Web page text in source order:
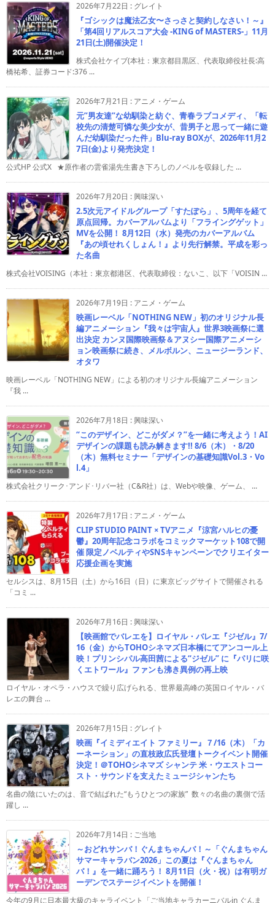
2026年7月22日 : グレイト
『ゴシックは魔法乙女〜さっさと契約しなさい！～』
「第4回リアルスコア大会 -KING of MASTERS-」11月
21日(土)開催決定！
株式会社ケイブ(本社：東京都目黒区、代表取締役社長:高
橋祐希、証券コード:376 ...
2026年7月21日 : アニメ・ゲーム
元”男友達”な幼馴染と紡ぐ、青春ラブコメディ、「転
校先の清楚可憐な美少女が、昔男子と思って一緒に遊
んだ幼馴染だった件」Blu-ray BOXが、2026年11月2
7日(金)より発売決定！
公式HP 公式X ★原作者の雲雀湯先生書き下ろしのノベルを収録した ...
2026年7月20日 :興味深い
2.5次元アイドルグループ「すたぽら」、5周年を経て
原点回帰。カバーアルバムより「フライングゲット」
MVを公開！ 8月12日（水）発売のカバーアルバム
『あの頃せれくしょん！』より先行解禁。平成を彩っ
た名曲
株式会社VOISING（本社：東京都港区、代表取締役：ないこ、以下「VOISIN ...
2026年7月19日 : アニメ・ゲーム
映画レーベル「NOTHING NEW」初のオリジナル長
編アニメーション『我々は宇宙人』世界3映画祭に選
出決定 カンヌ国際映画祭＆アヌシー国際アニメーシ
ョン映画祭に続き、メルボルン、ニュージーランド、
オタワ
映画レーベル「NOTHING NEW」による初のオリジナル長編アニメーション
『我 ...
2026年7月18日 :興味深い
“このデザイン、どこがダメ？”を一緒に考えよう！AI
デザインの課題も読み解きます!! 8/6（木）・8/20
（木）無料セミナー「デザインの基礎知識Vol.3・Vo
l.4」
株式会社クリーク･アンド･リバー社（C&R社）は、Webや映像、ゲーム、 ...
2026年7月17日 : アニメ・ゲーム
CLIP STUDIO PAINT × TVアニメ『涼宮ハルヒの憂
鬱』20周年記念コラボをコミックマーケット108で開
催 限定ノベルティやSNSキャンペーンでクリエイター
応援企画を実施
セルシスは、8月15日（土）から16日（日）に東京ビッグサイトで開催される
「コミ ...
2026年7月16日 :興味深い
【映画館でバレエを】ロイヤル・バレエ『ジゼル』7/
16（金）からTOHOシネマズ日本橋にてアンコール上
映！プリンシパル高田茜による“ジゼル” に『パリに咲
くエトワール』ファンも沸き異例の再上映
ロイヤル・オペラ・ハウスで繰り広げられる、世界最高峰の英国ロイヤル・バ
レエの舞台 ...
2026年7月15日 : グレイト
映画『イミディエイト ファミリー』７/16（木）「カ
ーネーション」の直枝政広氏登壇トークイベント開催
決定！＠TOHOシネマズ シャンテ 米・ウエストコー
スト・サウンドを支えたミュージシャンたち
名曲の陰にいたのは、音で結ばれた“もうひとつの家族” 数々の名曲の裏側で活
躍し ...
2026年7月14日 : ご当地
～おどれサンバ！ぐんまちゃんバ！～「ぐんまちゃん
サマーキャラバン2026」この夏は『ぐんまちゃん
バ！』を一緒に踊ろう！ 8月11日（火・祝）は有明ガ
ーデンでステージイベントを開催！
今年の9月に日本最大級のキャライベント「ご当地キャラカーニバルin ぐんま